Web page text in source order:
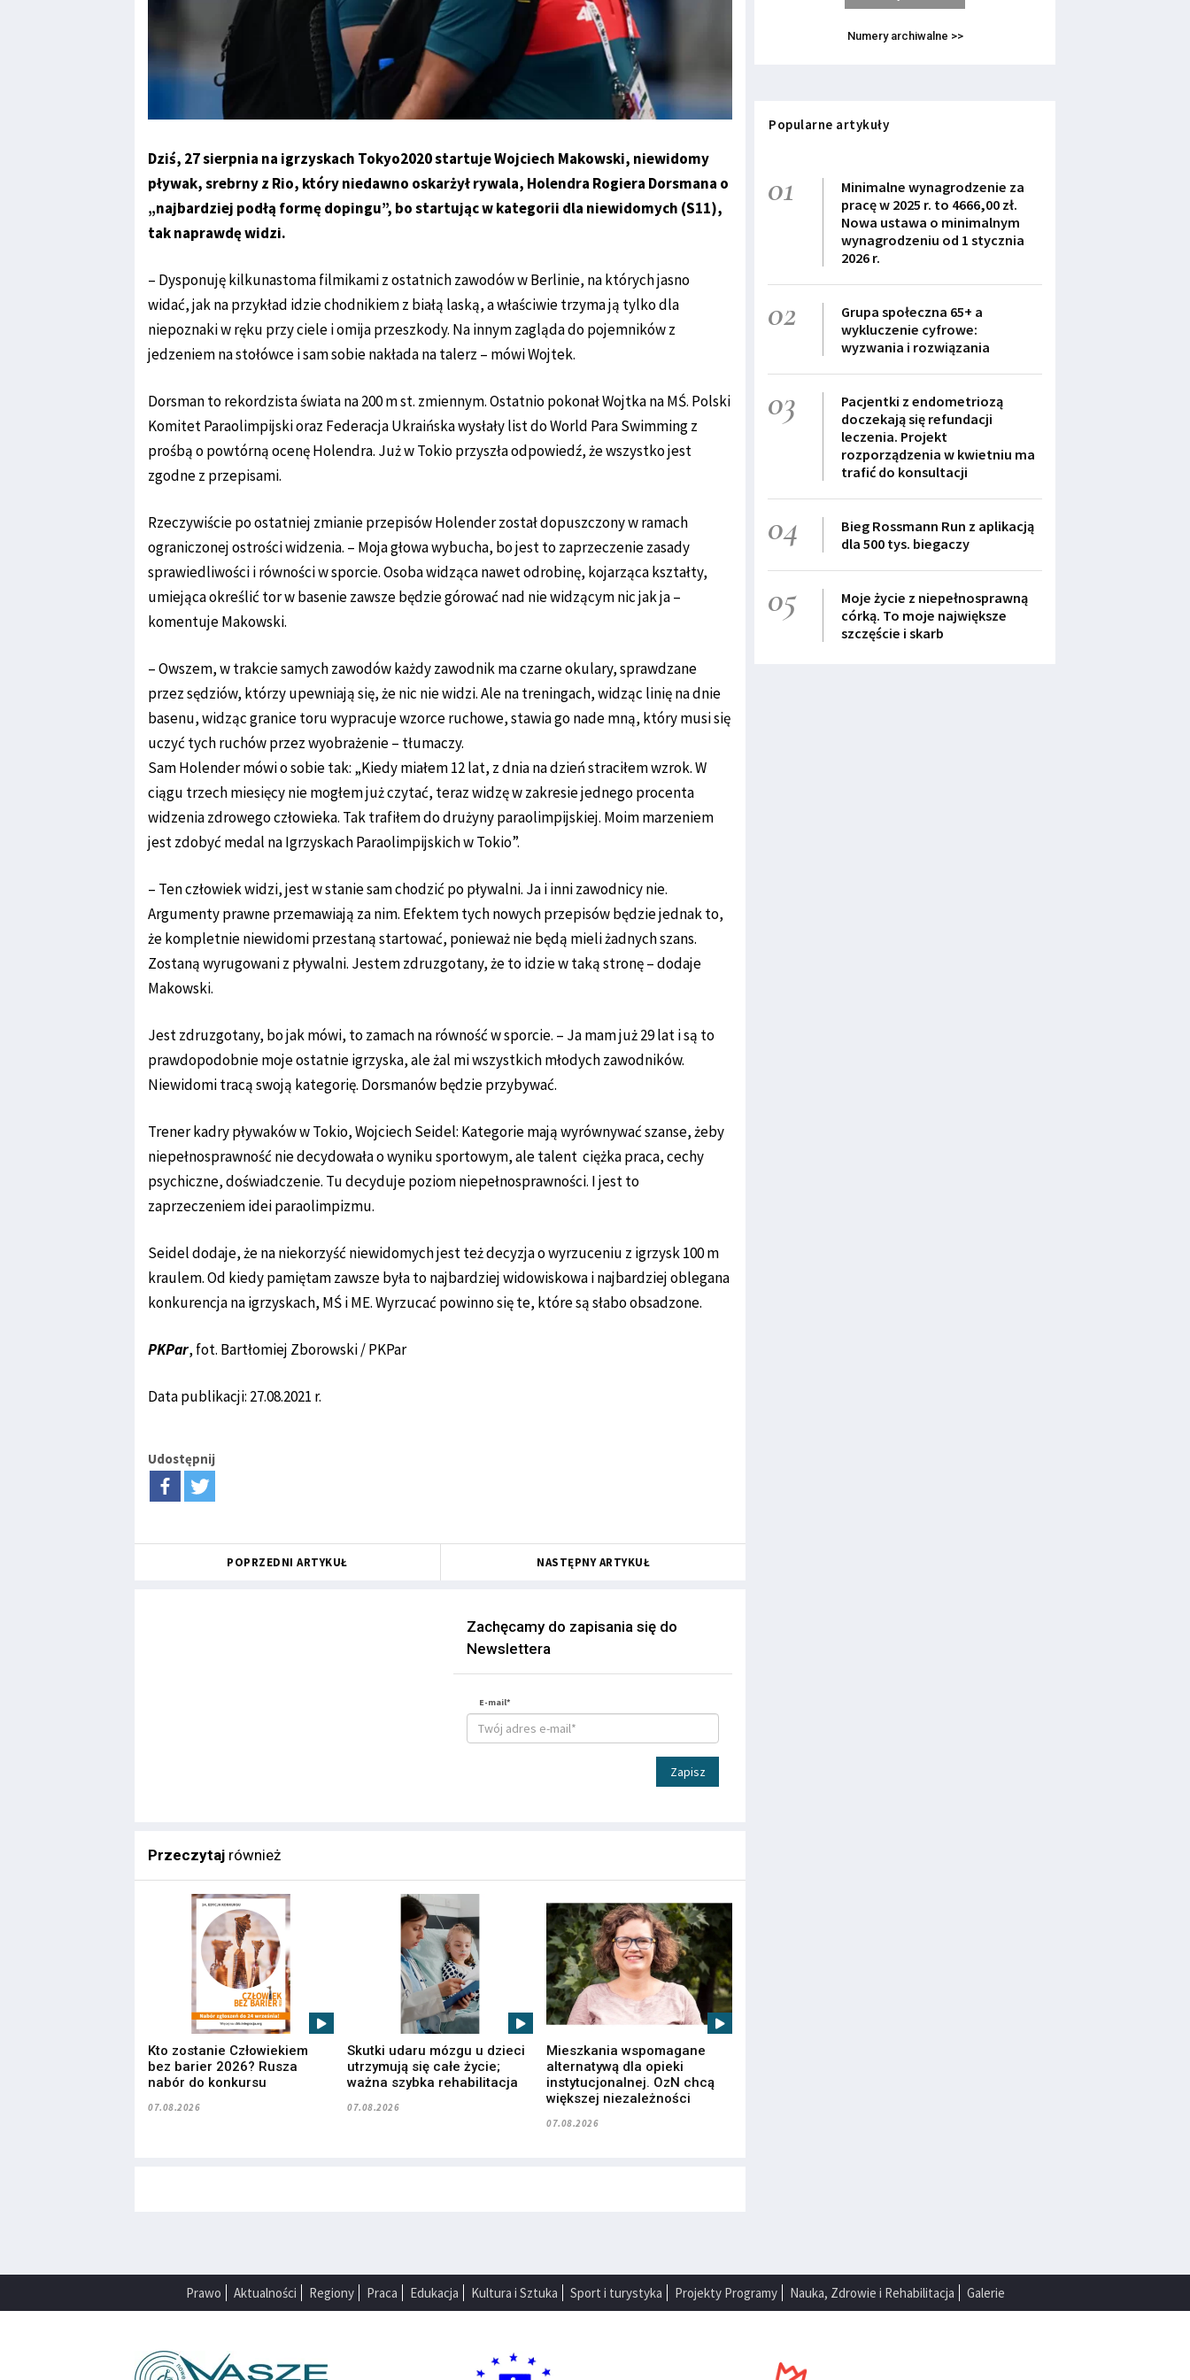
Dziś, 27 sierpnia na igrzyskach Tokyo2020 startuje Wojciech Makowski, niewidomy
pływak, srebrny z Rio, który niedawno oskarżył rywala, Holendra Rogiera Dorsmana o
„najbardziej podłą formę dopingu”, bo startując w kategorii dla niewidomych (S11),
tak naprawdę widzi.
– Dysponuję kilkunastoma filmikami z ostatnich zawodów w Berlinie, na których jasno
widać, jak na przykład idzie chodnikiem z białą laską, a właściwie trzyma ją tylko dla
niepoznaki w ręku przy ciele i omija przeszkody. Na innym zagląda do pojemników z
jedzeniem na stołówce i sam sobie nakłada na talerz – mówi Wojtek.
Dorsman to rekordzista świata na 200 m st. zmiennym. Ostatnio pokonał Wojtka na MŚ. Polski
Komitet Paraolimpijski oraz Federacja Ukraińska wysłały list do World Para Swimming z
prośbą o powtórną ocenę Holendra. Już w Tokio przyszła odpowiedź, że wszystko jest
zgodne z przepisami.
Rzeczywiście po ostatniej zmianie przepisów Holender został dopuszczony w ramach
ograniczonej ostrości widzenia. – Moja głowa wybucha, bo jest to zaprzeczenie zasady
sprawiedliwości i równości w sporcie. Osoba widząca nawet odrobinę, kojarząca kształty,
umiejąca określić tor w basenie zawsze będzie górować nad nie widzącym nic jak ja –
komentuje Makowski.
– Owszem, w trakcie samych zawodów każdy zawodnik ma czarne okulary, sprawdzane
przez sędziów, którzy upewniają się, że nic nie widzi. Ale na treningach, widząc linię na dnie
basenu, widząc granice toru wypracuje wzorce ruchowe, stawia go nade mną, który musi się
uczyć tych ruchów przez wyobrażenie – tłumaczy.
Sam Holender mówi o sobie tak: „Kiedy miałem 12 lat, z dnia na dzień straciłem wzrok. W
ciągu trzech miesięcy nie mogłem już czytać, teraz widzę w zakresie jednego procenta
widzenia zdrowego człowieka. Tak trafiłem do drużyny paraolimpijskiej. Moim marzeniem
jest zdobyć medal na Igrzyskach Paraolimpijskich w Tokio”.
– Ten człowiek widzi, jest w stanie sam chodzić po pływalni. Ja i inni zawodnicy nie.
Argumenty prawne przemawiają za nim. Efektem tych nowych przepisów będzie jednak to,
że kompletnie niewidomi przestaną startować, ponieważ nie będą mieli żadnych szans.
Zostaną wyrugowani z pływalni. Jestem zdruzgotany, że to idzie w taką stronę – dodaje
Makowski.
Jest zdruzgotany, bo jak mówi, to zamach na równość w sporcie. – Ja mam już 29 lat i są to
prawdopodobnie moje ostatnie igrzyska, ale żal mi wszystkich młodych zawodników.
Niewidomi tracą swoją kategorię. Dorsmanów będzie przybywać.
Trener kadry pływaków w Tokio, Wojciech Seidel: Kategorie mają wyrównywać szanse, żeby
niepełnosprawność nie decydowała o wyniku sportowym, ale talent ciężka praca, cechy
psychiczne, doświadczenie. Tu decyduje poziom niepełnosprawności. I jest to
zaprzeczeniem idei paraolimpizmu.
Seidel dodaje, że na niekorzyść niewidomych jest też decyzja o wyrzuceniu z igrzysk 100 m
kraulem. Od kiedy pamiętam zawsze była to najbardziej widowiskowa i najbardziej oblegana
konkurencja na igrzyskach, MŚ i ME. Wyrzucać powinno się te, które są słabo obsadzone.
PKPar, fot. Bartłomiej Zborowski / PKPar
Data publikacji: 27.08.2021 r.
Udostępnij
POPRZEDNI ARTYKUŁ NASTĘPNY ARTYKUŁ
Zachęcamy do zapisania się do
Newslettera
E-mail*
Zapisz
Przeczytaj również
Kto zostanie Człowiekiem
bez barier 2026? Rusza
nabór do konkursu
07.08.2026
Skutki udaru mózgu u dzieci
utrzymują się całe życie;
ważna szybka rehabilitacja
07.08.2026
Mieszkania wspomagane
alternatywą dla opieki
instytucjonalnej. OzN chcą
większej niezależności
07.08.2026
Numery archiwalne >>
Popularne artykuły
01
Minimalne wynagrodzenie za
pracę w 2025 r. to 4666,00 zł.
Nowa ustawa o minimalnym
wynagrodzeniu od 1 stycznia
2026 r.
02
Grupa społeczna 65+ a
wykluczenie cyfrowe:
wyzwania i rozwiązania
03
Pacjentki z endometriozą
doczekają się refundacji
leczenia. Projekt
rozporządzenia w kwietniu ma
trafić do konsultacji
04
Bieg Rossmann Run z aplikacją
dla 500 tys. biegaczy
05
Moje życie z niepełnosprawną
córką. To moje największe
szczęście i skarb
Prawo Aktualności Regiony Praca Edukacja Kultura i Sztuka Sport i turystyka Projekty Programy Nauka, Zdrowie i Rehabilitacja Galerie